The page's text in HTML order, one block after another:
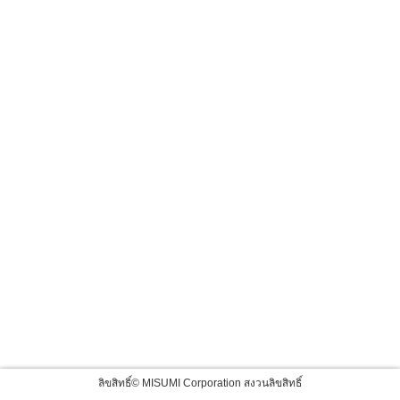
ลิขสิทธิ์© MISUMI Corporation สงวนลิขสิทธิ์